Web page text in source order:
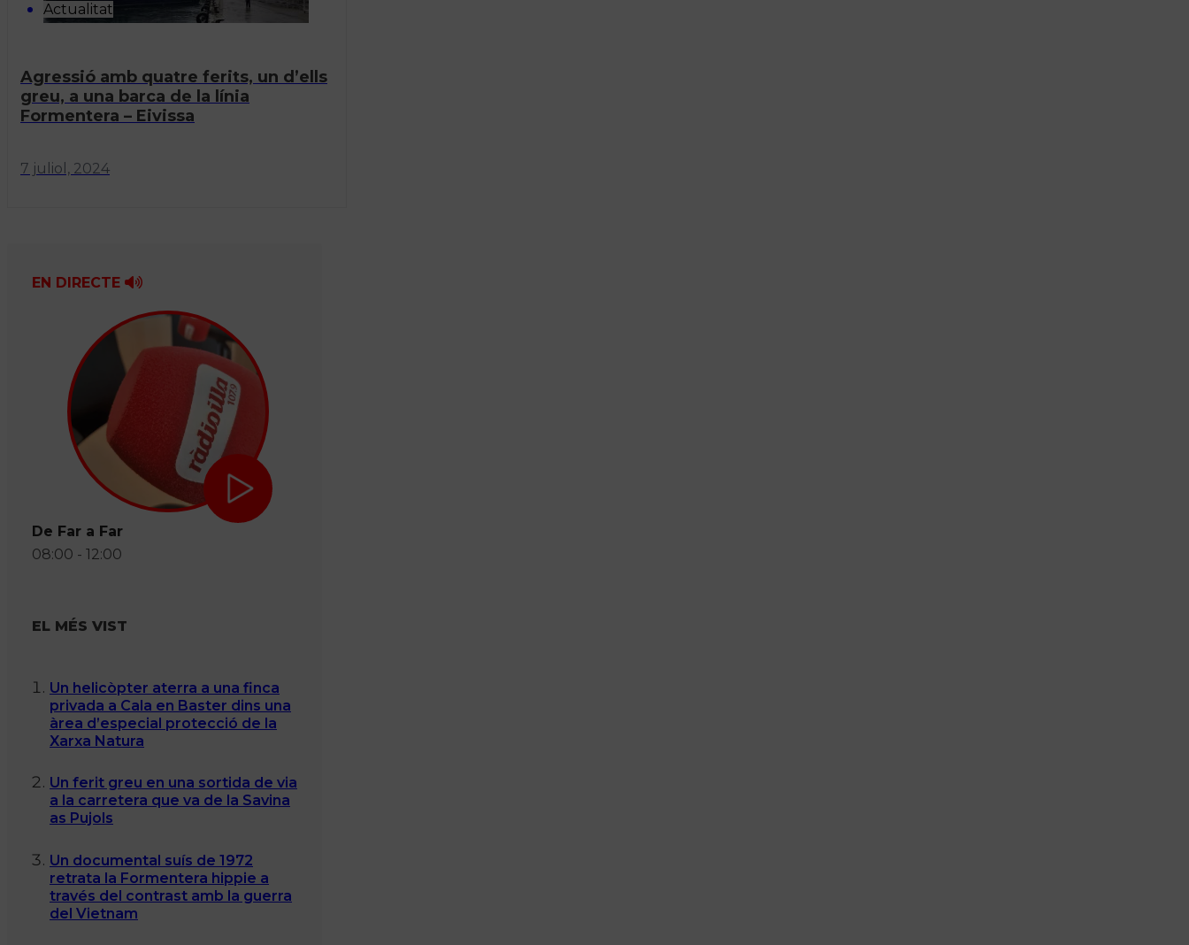
Actualitat
Agressió amb quatre ferits, un d’ells
greu, a una barca de la línia
Formentera – Eivissa
7 juliol, 2024
EN DIRECTE
De Far a Far
08:00 - 12:00
EL MÉS VIST
Un helicòpter aterra a una finca
privada a Cala en Baster dins una
àrea d’especial protecció de la
Xarxa Natura
Un ferit greu en una sortida de via
a la carretera que va de la Savina
as Pujols
Un documental suís de 1972
retrata la Formentera hippie a
través del contrast amb la guerra
del Vietnam